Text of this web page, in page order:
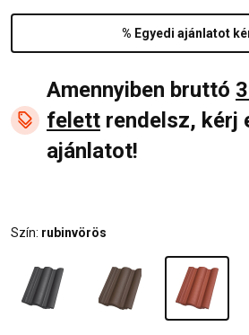
% Egyedi ajánlatot
Amennyiben bruttó
felett rendelsz, kérj
ajánlatot!
Szín: rubinvörös